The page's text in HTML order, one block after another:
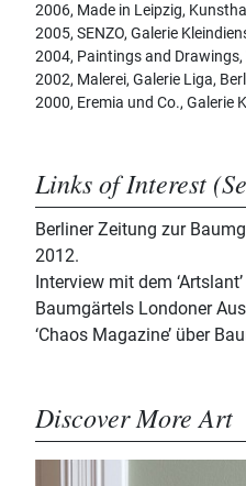
2006, Made in Leipzig,
2005, SENZO, Galerie
2004, Paintings and
2002, Malerei, Galerie Liga,
2000, Eremia und Co., Galerie
Links of Interest
Berliner Zeitung zur
2012.
Interview mit dem
Baumgärtels Londoner
‘Chaos Magazine’ über
Discover More Art